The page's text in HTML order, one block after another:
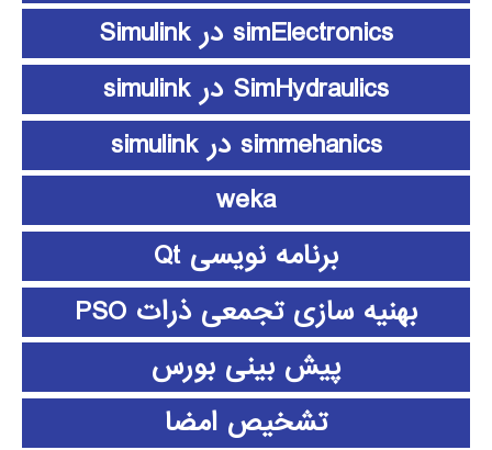
simElectronics در Simulink
SimHydraulics در simulink
simmehanics در simulink
weka
برنامه نویسی Qt
بهنیه سازی تجمعی ذرات PSO
پیش بینی بورس
تشخیص امضا